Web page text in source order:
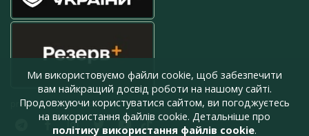
press@armyinform.com.ua
Ми використовуємо файли cookie, щоб забезпечити
вам найкращий досвід роботи на нашому сайті.
Продовжуючи користуватися сайтом, ви погоджуєтесь
на використання файлів cookie. Детальніше про
політику використання файлів cookie.